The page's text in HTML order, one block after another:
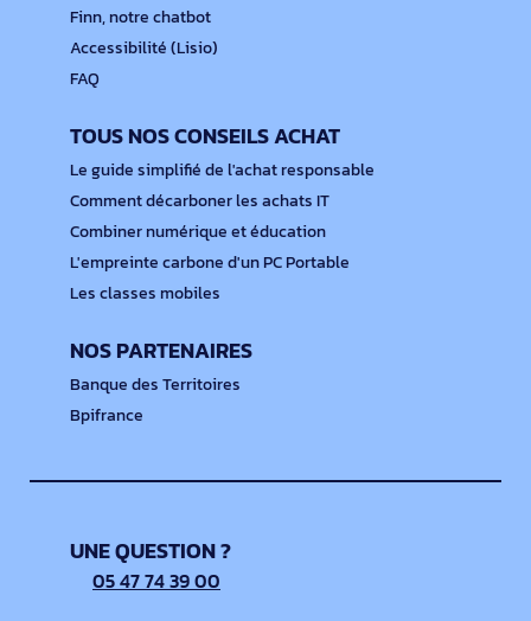
Finn, notre chatbot
Accessibilité (Lisio)
FAQ
TOUS NOS CONSEILS ACHAT
Le guide simplifié de l'achat responsable
Comment décarboner les achats IT
Combiner numérique et éducation
L'empreinte carbone d'un PC Portable
Les classes mobiles
NOS PARTENAIRES
Banque des Territoires
Bpifrance
UNE QUESTION ?
05 47 74 39 00